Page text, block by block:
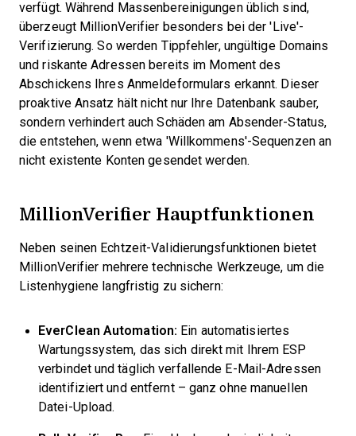
verfügt. Während Massenbereinigungen üblich sind,
überzeugt MillionVerifier besonders bei der 'Live'-
Verifizierung. So werden Tippfehler, ungültige Domains
und riskante Adressen bereits im Moment des
Abschickens Ihres Anmeldeformulars erkannt. Dieser
proaktive Ansatz hält nicht nur Ihre Datenbank sauber,
sondern verhindert auch Schäden am Absender-Status,
die entstehen, wenn etwa 'Willkommens'-Sequenzen an
nicht existente Konten gesendet werden.
MillionVerifier Hauptfunktionen
Neben seinen Echtzeit-Validierungsfunktionen bietet
MillionVerifier mehrere technische Werkzeuge, um die
Listenhygiene langfristig zu sichern:
EverClean Automation: Ein automatisiertes
Wartungssystem, das sich direkt mit Ihrem ESP
verbindet und täglich verfallende E-Mail-Adressen
identifiziert und entfernt – ganz ohne manuellen
Datei-Upload.